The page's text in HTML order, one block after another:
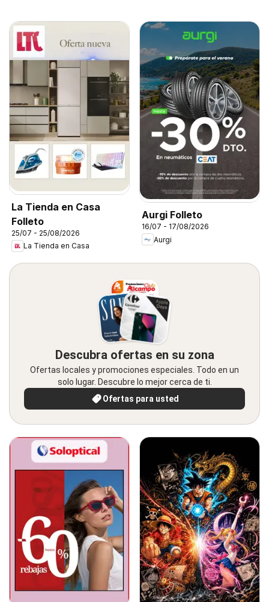
La Tienda en Casa
Folleto
25/07 - 25/08/2026
La Tienda en Casa
Aurgi Folleto
16/07 - 17/08/2026
Aurgi
Descubra ofertas en su zona
Ofertas locales y promociones especiales. Todo en un
solo lugar. Descubre lo mejor cerca de ti.
Ofertas para usted